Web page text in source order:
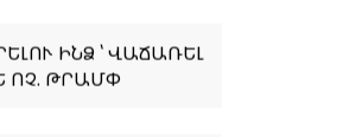
ՈՉ. ԹՐԱՄՓ